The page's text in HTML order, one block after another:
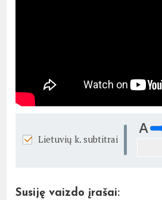
Lietuvių k. subtitrai
Susiję vaizdo įrašai: